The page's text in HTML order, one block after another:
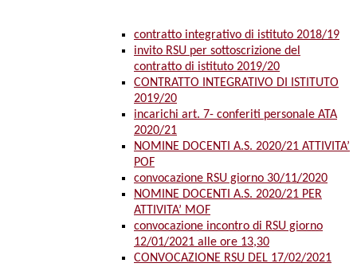
contratto integrativo di istituto 2018/19
invito RSU per sottoscrizione del
contratto di istituto 2019/20
CONTRATTO INTEGRATIVO DI ISTITUTO
2019/20
incarichi art. 7- conferiti personale ATA
2020/21
NOMINE DOCENTI A.S. 2020/21 ATTIVITA’
POF
convocazione RSU giorno 30/11/2020
NOMINE DOCENTI A.S. 2020/21 PER
ATTIVITA’ MOF
convocazione incontro di RSU giorno
12/01/2021 alle ore 13,30
CONVOCAZIONE RSU DEL 17/02/2021